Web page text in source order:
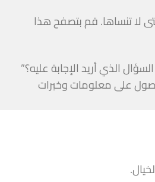
لا تنساها. قم بتصفح هذا
الذي أريد الإجابة عليه؟”
على معلومات وخبرات